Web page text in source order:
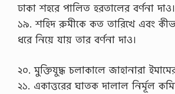
ঢাকা শহরে পালিত হরতালের বর্ণনা দাও।
১৯. শহিদ রুমীকে কত তারিখে এবং
ধরে নিয়ে যায় তার বর্ণনা দাও।
২০. মুক্তিযুদ্ধ চলাকালে জাহানারা
২১. একাত্তরের ঘাতক দালাল নির্মূল